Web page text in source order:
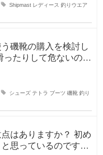
Shipmast レディース 釣りウエア
磯靴の購入を検討し
ったりして危ないの
シューズ テトラ ブーツ 磯靴 釣り
ありますか？ 初め
思っているのです